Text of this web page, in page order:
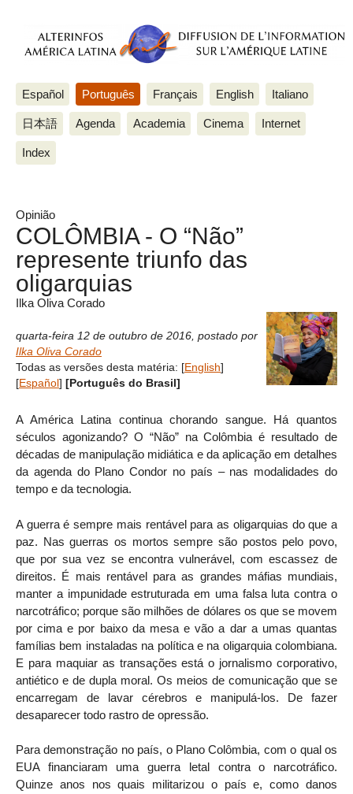
Español Português Français English Italiano
日本語 Agenda Academia Cinema Internet
Index
Opinião
COLÔMBIA - O “Não”
represente triunfo das
oligarquias
Ilka Oliva Corado
quarta-feira 12 de outubro de 2016 postado por
Ilka Oliva Corado
Todas as versões desta matéria: [English]
[Español] [Português do Brasil]
A América Latina continua chorando sangue. Há quantos
séculos agonizando? O “Não” na Colômbia é resultado de
décadas de manipulação midiática e da aplicação em detalhes
da agenda do Plano Condor no país – nas modalidades do
tempo e da tecnologia.
A guerra é sempre mais rentável para as oligarquias do que a
paz. Nas guerras os mortos sempre são postos pelo povo,
que por sua vez se encontra vulnerável, com escassez de
direitos. É mais rentável para as grandes máfias mundiais,
manter a impunidade estruturada em uma falsa luta contra o
narcotráfico; porque são milhões de dólares os que se movem
por cima e por baixo da mesa e vão a dar a umas quantas
famílias bem instaladas na política e na oligarquia colombiana.
E para maquiar as transações está o jornalismo corporativo,
antiético e de dupla moral. Os meios de comunicação que se
encarregam de lavar cérebros e manipulá-los. De fazer
desaparecer todo rastro de opressão.
Para demonstração no país, o Plano Colômbia, com o qual os
EUA financiaram uma guerra letal contra o narcotráfico.
Quinze anos nos quais militarizou o país e, como danos